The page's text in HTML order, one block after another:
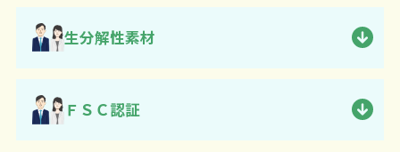
生分解性素材
ＦＳＣ認証